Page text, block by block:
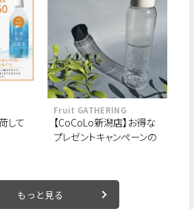
して
Fruit GATHERING
【CoCoLo新潟店】お得な
プレゼントキャンペーンの
もっと見る